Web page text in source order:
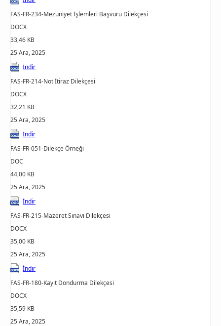
FAS-FR-234-Mezuniyet İşlemleri Başvuru Dilekçesi
DOCX
33,46 KB
25 Ara, 2025
İndir
FAS-FR-214-Not İtiraz Dilekçesi
DOCX
32,21 KB
25 Ara, 2025
İndir
FAS-FR-051-Dilekçe Örneği
DOC
44,00 KB
25 Ara, 2025
İndir
FAS-FR-215-Mazeret Sınavı Dilekçesi
DOCX
35,00 KB
25 Ara, 2025
İndir
FAS-FR-180-Kayıt Dondurma Dilekçesi
DOCX
35,59 KB
25 Ara, 2025